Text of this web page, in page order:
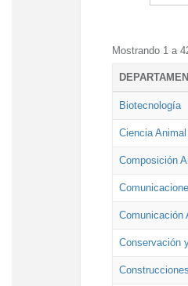
Mostrando 1 a
Biotecnología
Ciencia Animal
Composición
Comunicación
Conservación